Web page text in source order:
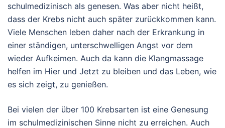
schulmedizinisch als genesen. Was aber nicht heißt,
dass der Krebs nicht auch später zurückkommen kann.
Viele Menschen leben daher nach der Erkrankung in
einer ständigen, unterschwelligen Angst vor dem
wieder Aufkeimen. Auch da kann die Klangmassage
helfen im Hier und Jetzt zu bleiben und das Leben, wie
es sich zeigt, zu genießen.
Bei vielen der über 100 Krebsarten ist eine Genesung
im schulmedizinischen Sinne nicht zu erreichen. Auch